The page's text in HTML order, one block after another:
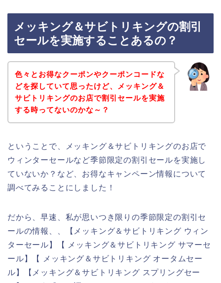
メッキング＆サビトリキングの割引
セールを実施することあるの？
色々とお得なクーポンやクーポンコードな
どを探していて思ったけど、メッキング＆
サビトリキングのお店で割引セールを実施
する時ってないのかな～？
ということで、メッキング＆サビトリキングのお店で
ウィンターセールなど季節限定の割引セールを実施し
ていないか？など、お得なキャンペーン情報について
調べてみることにしました！
だから、早速、私が思いつき限りの季節限定の割引セ
ールの情報、、【メッキング＆サビトリキング ウィン
ターセール】【 メッキング＆サビトリキング サマーセ
ール】【 メッキング＆サビトリキング オータムセー
ル】【メッキング＆サビトリキング スプリングセー